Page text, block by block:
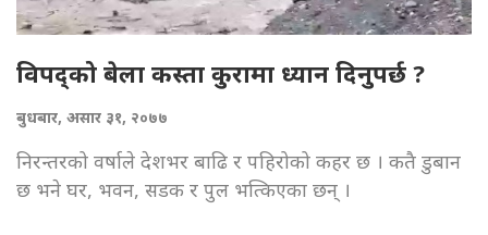
विपद्को बेला कस्ता कुरामा ध्यान दिनुपर्छ ?
बुधबार, असार ३१, २०७७
निरन्तरको वर्षाले देशभर बाढि र पहिरोको कहर छ । कतै डुबान
छ भने घर, भवन, सडक र पुल भत्किएका छन् ।